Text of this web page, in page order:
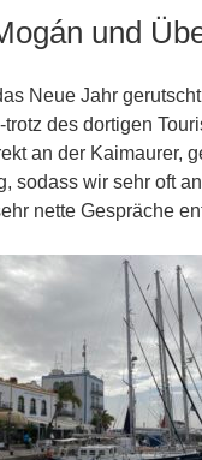
und
Neue Jahr
des dortigen
an der Kaimaurer,
sodass wir sehr oft
nette Gespräche